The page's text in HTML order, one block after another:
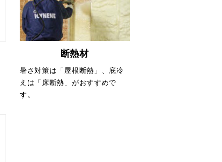
断熱材
暑さ対策は「屋根断熱」、底冷
えは「床断熱」がおすすめで
す。